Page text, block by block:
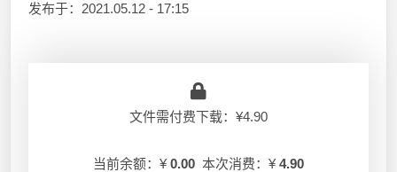
发布于： 2021.05.12 - 17:15
文件需付费下载：¥4.90
当前余额：¥ 0.00 本次消费：¥ 4.90